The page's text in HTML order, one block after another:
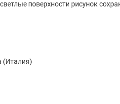
поверхности рисунок
(Италия)